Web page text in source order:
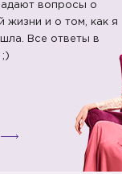
вопросы о
жизни и о том, как я
Все ответы в
;)